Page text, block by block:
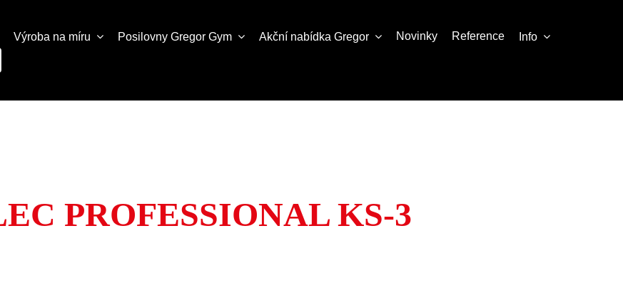
Výroba na míru Posilovny Gregor Gym Akční nabídka Gregor Novinky Reference Info
PROFESSIONAL KS-3